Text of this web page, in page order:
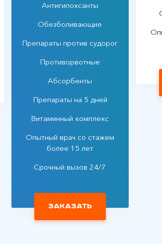
Антигипоксанты
Обезболивающие
Препараты против судорог
Противорвотные
Абсорбенты
Препараты на 5 дней
Витаминный комплекс
Опытный врач со стажем
более 15 лет
Срочный вызов 24/7
Заказать